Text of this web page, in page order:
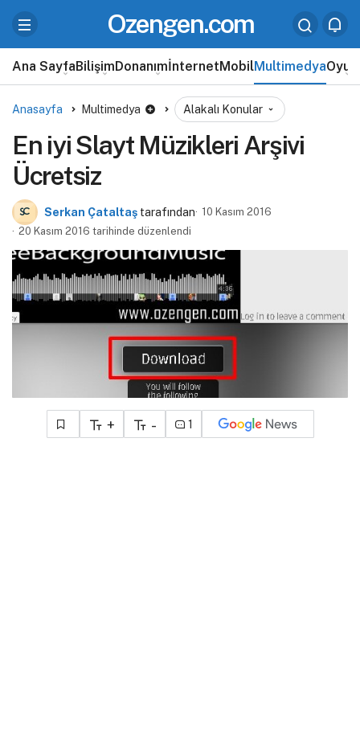
Ozengen.com
Ana SayfaBilişimDonanımİnternetMobilMultimedyaOyun
Anasayfa Multimedya Alakalı Konular
En iyi Slayt Müzikleri Arşivi
Ücretsiz
Serkan Çataltaş tarafından
10 Kasım 2016
20 Kasım 2016 tarihinde düzenlendi
+ - 1